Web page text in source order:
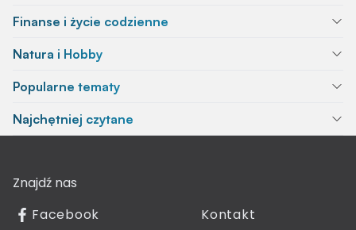
Finanse i życie codzienne
Natura i Hobby
Popularne tematy
Najchętniej czytane
Znajdź nas
Facebook
Kontakt